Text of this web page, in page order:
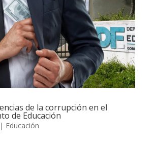
de la corrupción en el
de Educación
| Educación